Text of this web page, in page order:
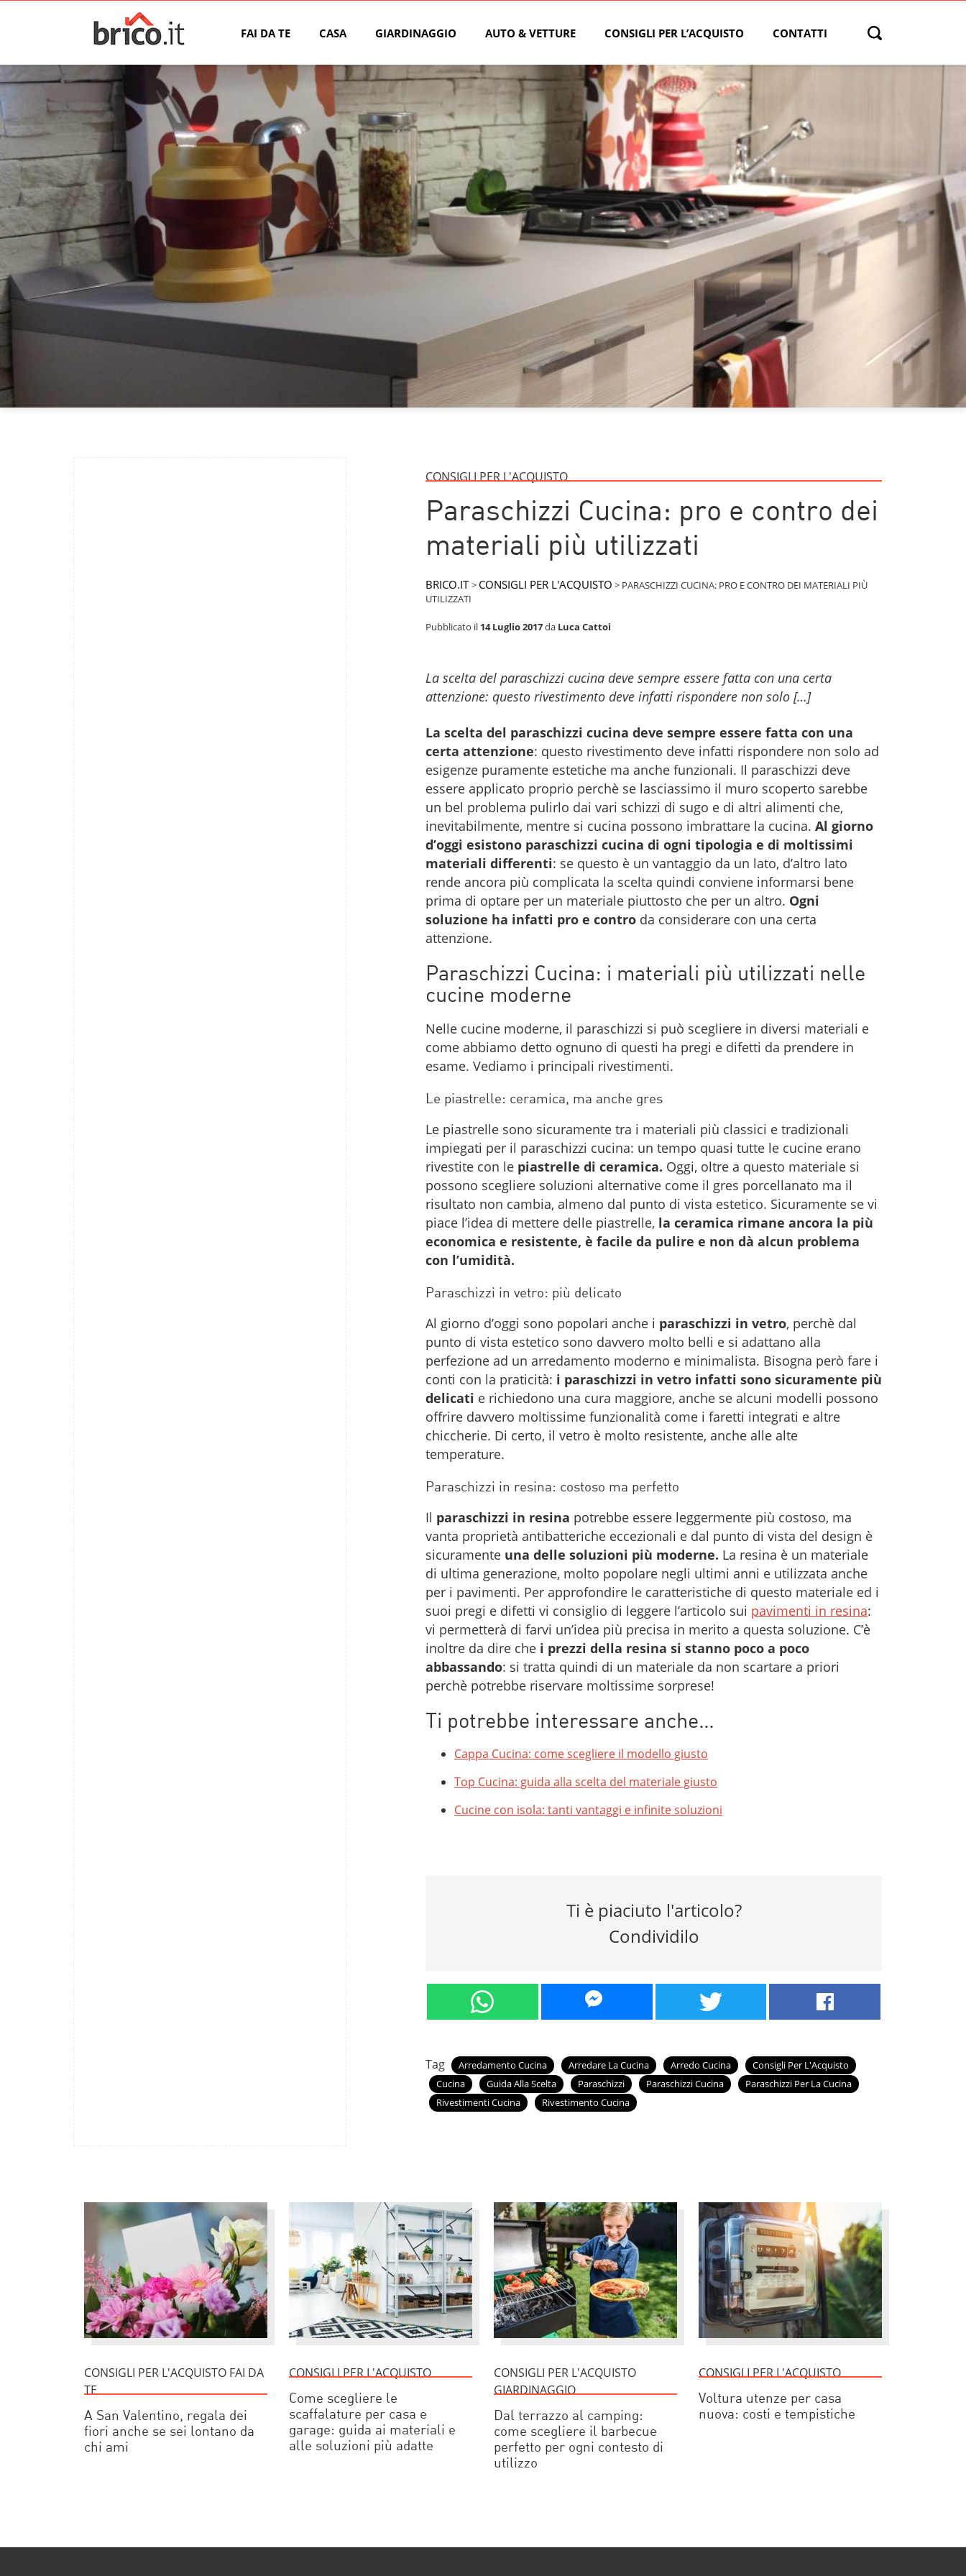
FAI DA TE CASA GIARDINAGGIO AUTO & VETTURE CONSIGLI PER L’ACQUISTO CONTATTI Open search
CONSIGLI PER L'ACQUISTO
Paraschizzi Cucina: pro e contro dei
materiali più utilizzati
BRICO.IT > CONSIGLI PER L'ACQUISTO > PARASCHIZZI CUCINA: PRO E CONTRO DEI MATERIALI PIÙ
UTILIZZATI
Pubblicato il 14 Luglio 2017da Luca Cattoi
La scelta del paraschizzi cucina deve sempre essere fatta con una certa
attenzione: questo rivestimento deve infatti rispondere non solo […]
La scelta del paraschizzi cucina deve sempre essere fatta con una
certa attenzione: questo rivestimento deve infatti rispondere non solo ad
esigenze puramente estetiche ma anche funzionali. Il paraschizzi deve
essere applicato proprio perchè se lasciassimo il muro scoperto sarebbe
un bel problema pulirlo dai vari schizzi di sugo e di altri alimenti che,
inevitabilmente, mentre si cucina possono imbrattare la cucina. Al giorno
d’oggi esistono paraschizzi cucina di ogni tipologia e di moltissimi
materiali differenti: se questo è un vantaggio da un lato, d’altro lato
rende ancora più complicata la scelta quindi conviene informarsi bene
prima di optare per un materiale piuttosto che per un altro. Ogni
soluzione ha infatti pro e contro da considerare con una certa
attenzione.
Paraschizzi Cucina: i materiali più utilizzati nelle
cucine moderne
Nelle cucine moderne, il paraschizzi si può scegliere in diversi materiali e
come abbiamo detto ognuno di questi ha pregi e difetti da prendere in
esame. Vediamo i principali rivestimenti.
Le piastrelle: ceramica, ma anche gres
Le piastrelle sono sicuramente tra i materiali più classici e tradizionali
impiegati per il paraschizzi cucina: un tempo quasi tutte le cucine erano
rivestite con le piastrelle di ceramica. Oggi, oltre a questo materiale si
possono scegliere soluzioni alternative come il gres porcellanato ma il
risultato non cambia, almeno dal punto di vista estetico. Sicuramente se vi
piace l’idea di mettere delle piastrelle, la ceramica rimane ancora la più
economica e resistente, è facile da pulire e non dà alcun problema
con l’umidità.
Paraschizzi in vetro: più delicato
Al giorno d’oggi sono popolari anche i paraschizzi in vetro, perchè dal
punto di vista estetico sono davvero molto belli e si adattano alla
perfezione ad un arredamento moderno e minimalista. Bisogna però fare i
conti con la praticità: i paraschizzi in vetro infatti sono sicuramente più
delicati e richiedono una cura maggiore, anche se alcuni modelli possono
offrire davvero moltissime funzionalità come i faretti integrati e altre
chiccherie. Di certo, il vetro è molto resistente, anche alle alte
temperature.
Paraschizzi in resina: costoso ma perfetto
Il paraschizzi in resina potrebbe essere leggermente più costoso, ma
vanta proprietà antibatteriche eccezionali e dal punto di vista del design è
sicuramente una delle soluzioni più moderne. La resina è un materiale
di ultima generazione, molto popolare negli ultimi anni e utilizzata anche
per i pavimenti. Per approfondire le caratteristiche di questo materiale ed i
suoi pregi e difetti vi consiglio di leggere l’articolo sui pavimenti in resina:
vi permetterà di farvi un’idea più precisa in merito a questa soluzione. C’è
inoltre da dire che i prezzi della resina si stanno poco a poco
abbassando: si tratta quindi di un materiale da non scartare a priori
perchè potrebbe riservare moltissime sorprese!
Ti potrebbe interessare anche…
Cappa Cucina: come scegliere il modello giusto
Top Cucina: guida alla scelta del materiale giusto
Cucine con isola: tanti vantaggi e infinite soluzioni
Ti è piaciuto l'articolo?
Condividilo
Tag Arredamento Cucina Arredare La Cucina Arredo Cucina
Consigli Per L'Acquisto
Cucina
Guida Alla Scelta Paraschizzi Paraschizzi Cucina
Paraschizzi Per La Cucina
Rivestimenti Cucina
Rivestimento Cucina
CONSIGLI PER L'ACQUISTO FAI DA
TE
A San Valentino, regala dei
fiori anche se sei lontano da
chi ami
CONSIGLI PER L'ACQUISTO
Come scegliere le
scaffalature per casa e
garage: guida ai materiali e
alle soluzioni più adatte
CONSIGLI PER L'ACQUISTO
GIARDINAGGIO
Dal terrazzo al camping:
come scegliere il barbecue
perfetto per ogni contesto di
utilizzo
CONSIGLI PER L'ACQUISTO
Voltura utenze per casa
nuova: costi e tempistiche